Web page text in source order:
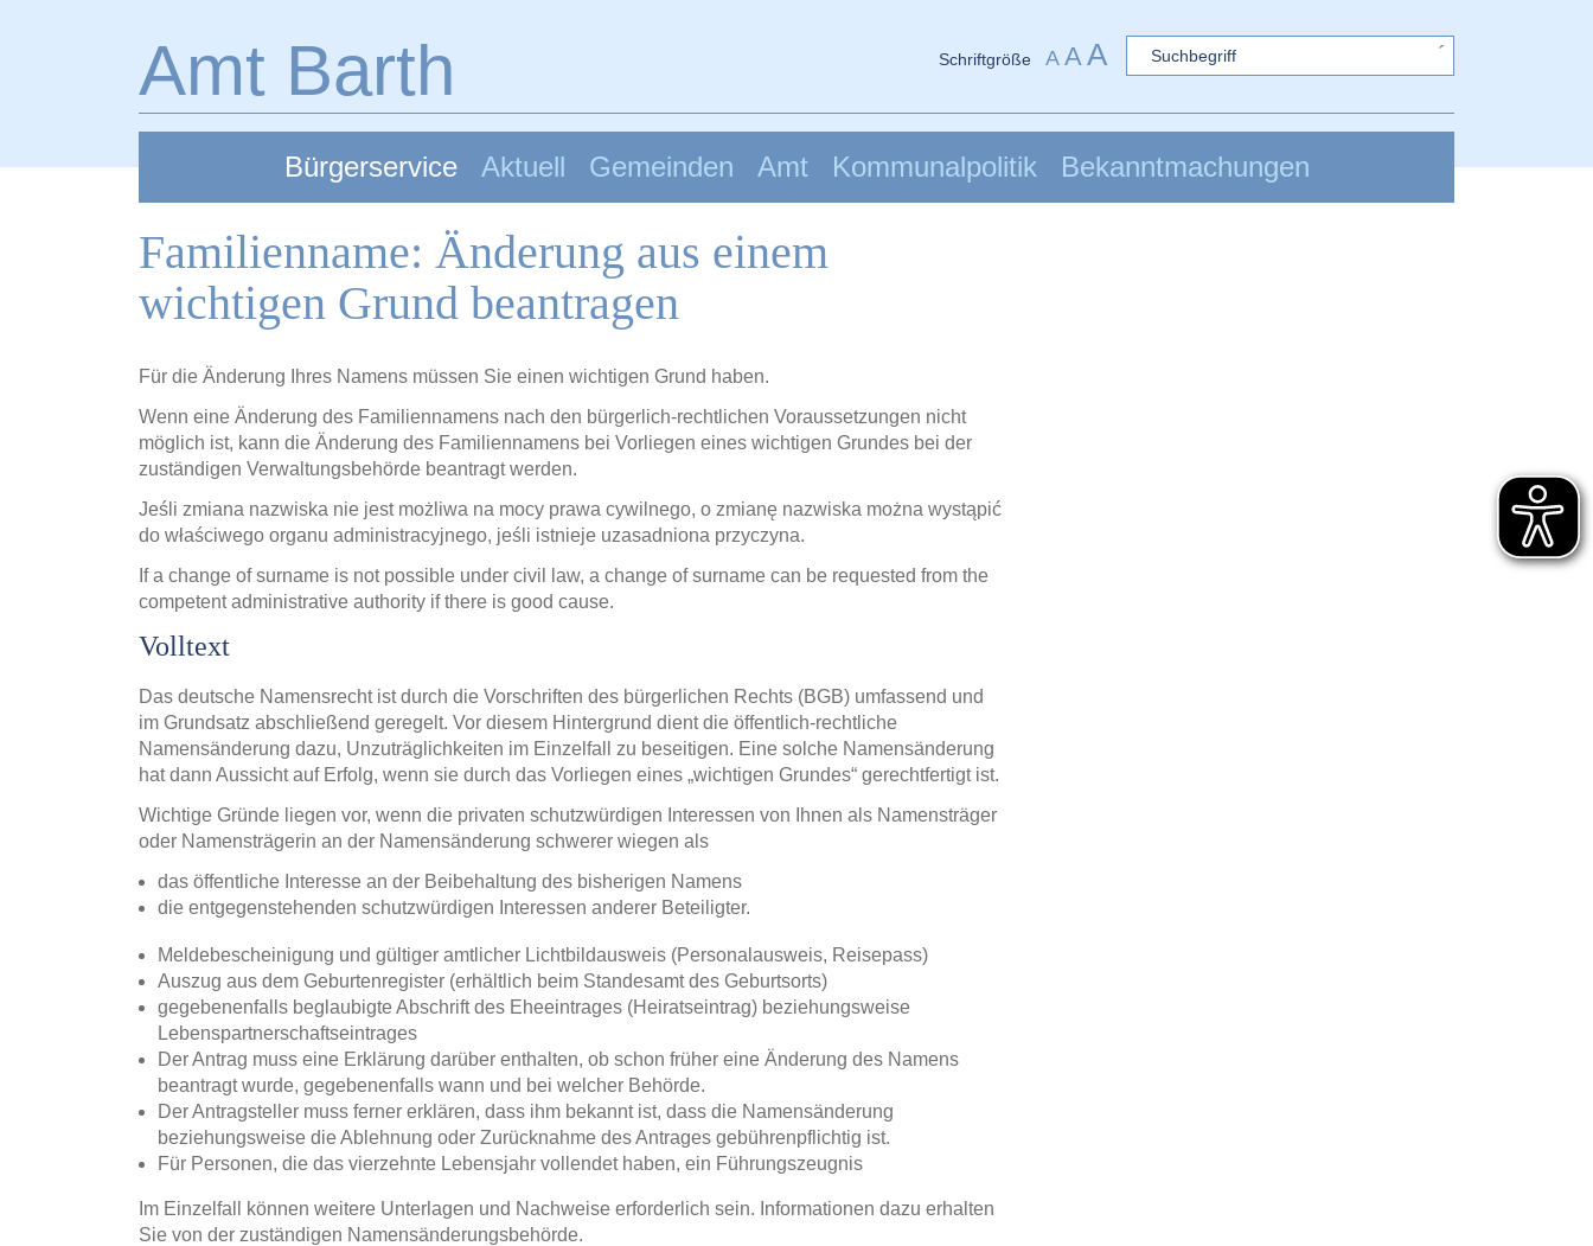
Amt Barth Schriftgröße A AA Sword
Bürgerservice Aktuell Gemeinden Amt Kommunalpolitik Bekanntmachungen
Familienname: Änderung aus einem
wichtigen Grund beantragen
Für die Änderung Ihres Namens müssen Sie einen wichtigen Grund haben.
Wenn eine Änderung des Familiennamens nach den bürgerlich-rechtlichen Voraussetzungen nicht
möglich ist, kann die Änderung des Familiennamens bei Vorliegen eines wichtigen Grundes bei der
zuständigen Verwaltungsbehörde beantragt werden.
Jeśli zmiana nazwiska nie jest możliwa na mocy prawa cywilnego, o zmianę nazwiska można wystąpić
do właściwego organu administracyjnego, jeśli istnieje uzasadniona przyczyna.
If a change of surname is not possible under civil law, a change of surname can be requested from the
competent administrative authority if there is good cause.
Volltext
Das deutsche Namensrecht ist durch die Vorschriften des bürgerlichen Rechts (BGB) umfassend und
im Grundsatz abschließend geregelt. Vor diesem Hintergrund dient die öffentlich-rechtliche
Namensänderung dazu, Unzuträglichkeiten im Einzelfall zu beseitigen. Eine solche Namensänderung
hat dann Aussicht auf Erfolg, wenn sie durch das Vorliegen eines „wichtigen Grundes“ gerechtfertigt ist.
Wichtige Gründe liegen vor, wenn die privaten schutzwürdigen Interessen von Ihnen als Namensträger
oder Namensträgerin an der Namensänderung schwerer wiegen als
das öffentliche Interesse an der Beibehaltung des bisherigen Namens
die entgegenstehenden schutzwürdigen Interessen anderer Beteiligter.
Meldebescheinigung und gültiger amtlicher Lichtbildausweis (Personalausweis, Reisepass)
Auszug aus dem Geburtenregister (erhältlich beim Standesamt des Geburtsorts)
gegebenenfalls beglaubigte Abschrift des Eheeintrages (Heiratseintrag) beziehungsweise
Lebenspartnerschaftseintrages
Der Antrag muss eine Erklärung darüber enthalten, ob schon früher eine Änderung des Namens
beantragt wurde, gegebenenfalls wann und bei welcher Behörde.
Der Antragsteller muss ferner erklären, dass ihm bekannt ist, dass die Namensänderung
beziehungsweise die Ablehnung oder Zurücknahme des Antrages gebührenpflichtig ist.
Für Personen, die das vierzehnte Lebensjahr vollendet haben, ein Führungszeugnis
Im Einzelfall können weitere Unterlagen und Nachweise erforderlich sein. Informationen dazu erhalten
Sie von der zuständigen Namensänderungsbehörde.